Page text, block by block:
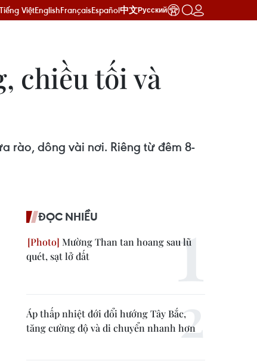
Tiếng ViệtEnglishFrançaisEspañol中文Русский
chiều tối và
rào, dông vài nơi. Riêng từ đêm 8-
ĐỌC NHIỀU
Mường Than tan hoang sau lũ
quét, sạt lở đất
Áp thấp nhiệt đới đổi hướng Tây Bắc,
tăng cường độ và di chuyển nhanh hơn